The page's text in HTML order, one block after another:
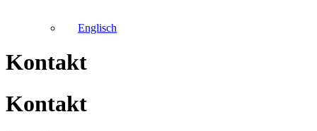
Englisch
Kontakt
Kontakt